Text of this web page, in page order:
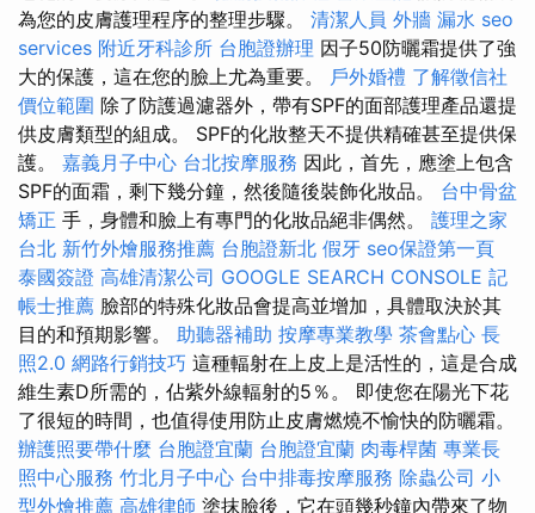
為您的皮膚護理程序的整理步驟。 清潔人員 外牆 漏水 seo
services 附近牙科診所 台胞證辦理 因子50防曬霜提供了強
大的保護，這在您的臉上尤為重要。 戶外婚禮 了解徵信社
價位範圍 除了防護過濾器外，帶有SPF的面部護理產品還提
供皮膚類型的組成。 SPF的化妝整天不提供精確甚至提供保
護。 嘉義月子中心 台北按摩服務 因此，首先，應塗上包含
SPF的面霜，剩下幾分鐘，然後隨後裝飾化妝品。 台中骨盆
矯正 手，身體和臉上有專門的化妝品絕非偶然。 護理之家
台北 新竹外燴服務推薦 台胞證新北 假牙 seo保證第一頁
泰國簽證 高雄清潔公司 GOOGLE SEARCH CONSOLE 記
帳士推薦 臉部的特殊化妝品會提高並增加，具體取決於其
目的和預期影響。 助聽器補助 按摩專業教學 茶會點心 長
照2.0 網路行銷技巧 這種輻射在上皮上是活性的，這是合成
維生素D所需的，佔紫外線輻射的5％。 即使您在陽光下花
了很短的時間，也值得使用防止皮膚燃燒不愉快的防曬霜。
辦護照要帶什麼 台胞證宜蘭 台胞證宜蘭 肉毒桿菌 專業長
照中心服務 竹北月子中心 台中排毒按摩服務 除蟲公司 小
型外燴推薦 高雄律師 塗抹臉後，它在頭幾秒鐘內帶來了物